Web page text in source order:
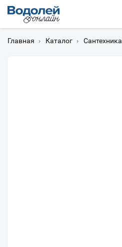
Главная › Каталог › Сантехника